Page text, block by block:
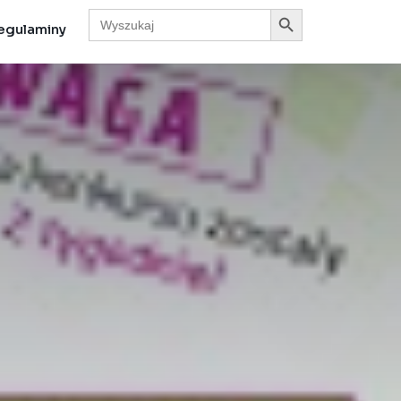
Search
for:
Search Button